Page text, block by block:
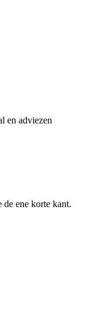
en adviezen
de ene korte kant.